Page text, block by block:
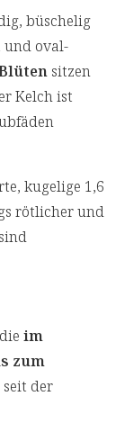
büschelig
und oval-
sitzen
Kelch ist
kugelige 1,6
rötlicher und
im
zum
seit der